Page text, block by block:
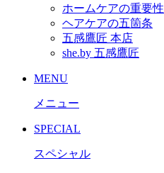
ホームケアの重要性
ヘアケアの五箇条
五感鷹匠 本店
she.by 五感鷹匠
MENU
メニュー
SPECIAL
スペシャル